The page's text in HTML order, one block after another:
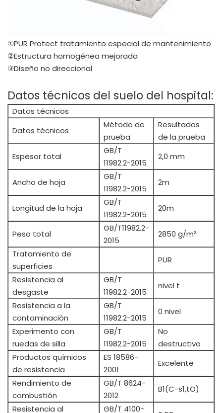
①PUR Protect tratamiento especial de mantenimiento
②Estructura homogénea mejorada
③Diseño no direccional
Datos técnicos del suelo del hospital:
Datos técnicos
Datos técnicos
Método de
prueba
Resultados
de la prueba
Espesor total
GB/T
11982.2-2015
2,0 mm
Ancho de hoja
GB/T
11982.2-2015
2m
Longitud de la hoja
GB/T
11982.2-2015
20m
Peso total
GB/T11982.2-
2015
2850 g/m²
Tratamiento de
superficies
PUR
Resistencia al
desgaste
GB/T
11982.2-2015
nivel t
Resistencia a la
contaminación
GB/T
11982.2-2015
0 nivel
Experimento con
ruedas de silla
GB/T
11982.2-2015
No
destructivo
Productos químicos
de resistencia
ES 18586-
2001
Excelente
Rendimiento de
combustión
GB/T 8624-
2012
B1(C-s1,tO)
Resistencia al
GB/T 4100-